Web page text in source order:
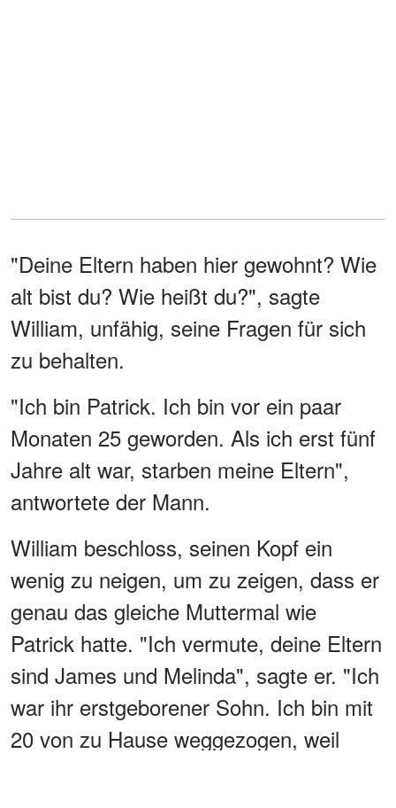
"Deine Eltern haben hier gewohnt? Wie
alt bist du? Wie heißt du?", sagte
William, unfähig, seine Fragen für sich
zu behalten.
"Ich bin Patrick. Ich bin vor ein paar
Monaten 25 geworden. Als ich erst fünf
Jahre alt war, starben meine Eltern",
antwortete der Mann.
William beschloss, seinen Kopf ein
wenig zu neigen, um zu zeigen, dass er
genau das gleiche Muttermal wie
Patrick hatte. "Ich vermute, deine Eltern
sind James und Melinda", sagte er. "Ich
war ihr erstgeborener Sohn. Ich bin mit
20 von zu Hause weggezogen, weil